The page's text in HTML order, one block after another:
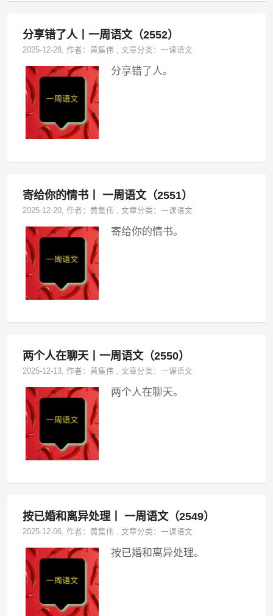
分享错了人丨一周语文（2552）
2025-12-28, 作者：黄集伟 ,文章分类：一课语文
分享错了人。
寄给你的情书丨 一周语文（2551）
2025-12-20, 作者：黄集伟 ,文章分类：一课语文
寄给你的情书。
两个人在聊天丨一周语文（2550）
2025-12-13, 作者：黄集伟 ,文章分类：一课语文
两个人在聊天。
按已婚和离异处理丨 一周语文（2549）
2025-12-06, 作者：黄集伟 ,文章分类：一课语文
按已婚和离异处理。